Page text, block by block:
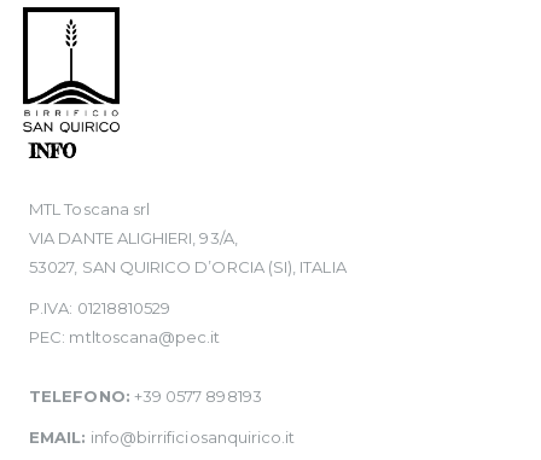
INFO
MTL Toscana srl
VIA DANTE ALIGHIERI, 93/A,
53027, SAN QUIRICO D’ORCIA (SI), ITALIA
P.IVA: 01218810529
PEC: mtltoscana@pec.it
TELEFONO: +39 0577 898193
EMAIL: info@birrificiosanquirico.it